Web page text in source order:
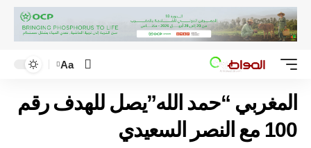
Aa
المغربي “حمد الله”يصل للهدف رقم
100 مع النصر السعيدي